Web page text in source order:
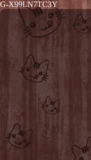
G-X99LN7TC3Y